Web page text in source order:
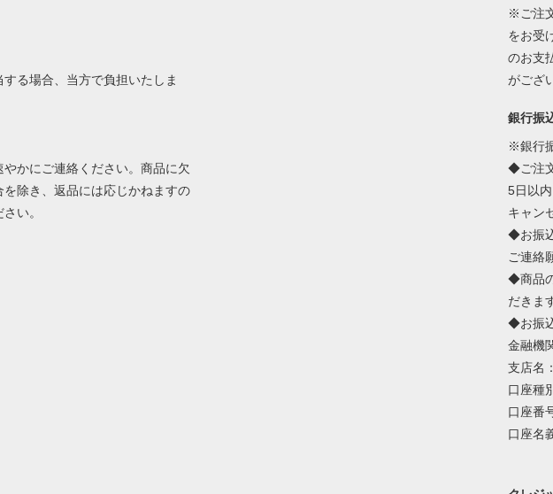
る場合、当方で負担いたしま
やかにご連絡ください。商品に欠
を除き、返品には応じかねますの
い。
※ご注
をお受
のお支
がござ
銀行振
※銀行
◆ご注
5日以
キャン
◆お振
ご連絡
◆商品
だきま
◆お振
金融機
支店名
口座種
口座番
口座名